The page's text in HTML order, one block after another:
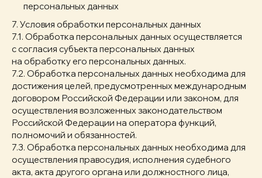
персональных данных
7. Условия обработки персональных данных
7.1. Обработка персональных данных осуществляется
с согласия субъекта персональных данных
на обработку его персональных данных.
7.2. Обработка персональных данных необходима для
достижения целей, предусмотренных международным
договором Российской Федерации или законом, для
осуществления возложенных законодательством
Российской Федерации на оператора функций,
полномочий и обязанностей.
7.3. Обработка персональных данных необходима для
осуществления правосудия, исполнения судебного
акта, акта другого органа или должностного лица,